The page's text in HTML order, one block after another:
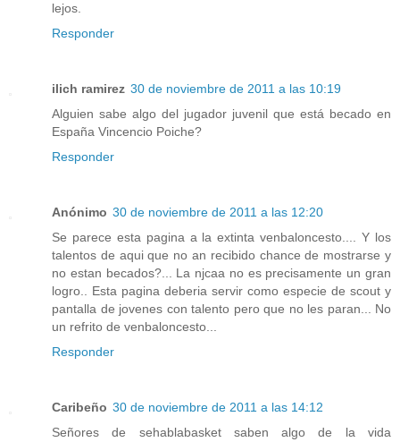
lejos.
Responder
ilich ramirez 30 de noviembre de 2011 a las 10:19
Alguien sabe algo del jugador juvenil que está becado en
España Vincencio Poiche?
Responder
Anónimo 30 de noviembre de 2011 a las 12:20
Se parece esta pagina a la extinta venbaloncesto.... Y los
talentos de aqui que no an recibido chance de mostrarse y
no estan becados?... La njcaa no es precisamente un gran
logro.. Esta pagina deberia servir como especie de scout y
pantalla de jovenes con talento pero que no les paran... No
un refrito de venbaloncesto...
Responder
Caribeño 30 de noviembre de 2011 a las 14:12
Señores de sehablabasket saben algo de la vida